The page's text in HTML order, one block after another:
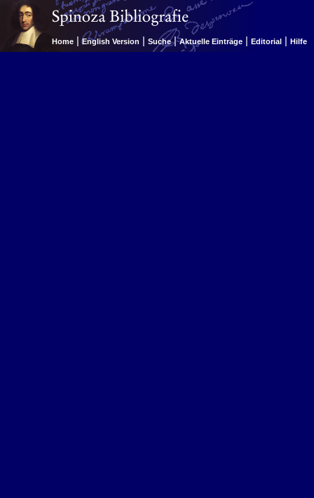
Home | English Version | Suche | Aktuelle Einträge | Editorial | Hilfe